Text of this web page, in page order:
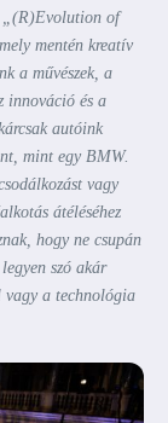
„(R)Evolution of
mentén kreatív
a művészek, a
innováció és a
autóink
mint egy BMW.
vagy
átéléséhez
hogy ne csupán
szó akár
vagy a technológia